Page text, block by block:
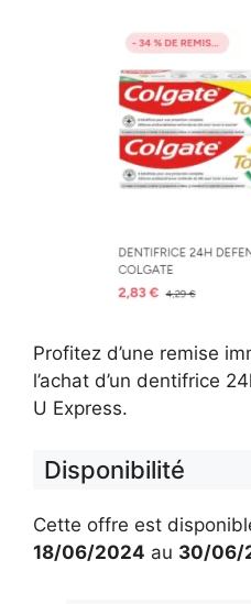
Profitez d’une remise
l’achat d’un dentifrice
U Express.
Disponibilité
Cette offre est
18/06/2024 au 30/06/